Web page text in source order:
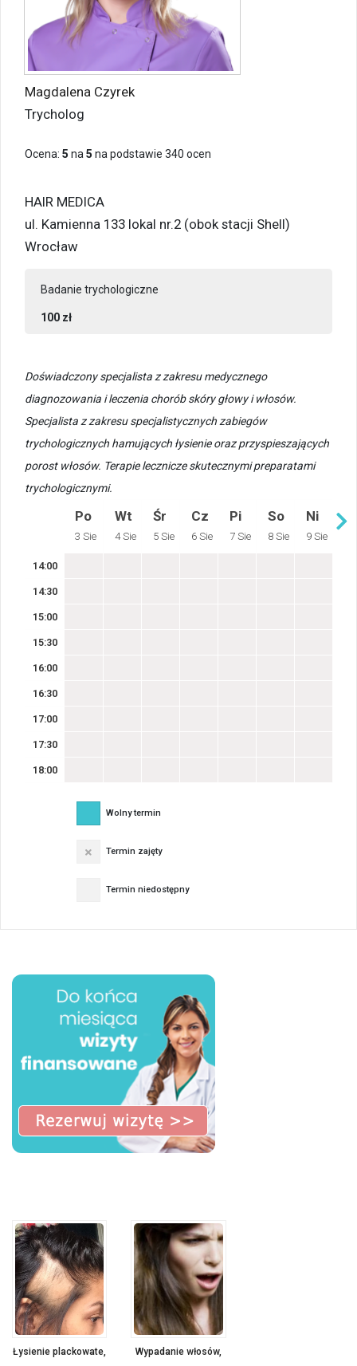
Magdalena Czyrek
Trycholog
Ocena: 5 na 5 na podstawie 340 ocen
HAIR MEDICA
ul. Kamienna 133 lokal nr.2 (obok stacji Shell)
Wrocław
Badanie trychologiczne
100 zł
Doświadczony specjalista z zakresu medycznego
diagnozowania i leczenia chorób skóry głowy i włosów.
Specjalista z zakresu specjalistycznych zabiegów
trychologicznych hamujących łysienie oraz przyspieszających
porost włosów. Terapie lecznicze skutecznymi preparatami
trychologicznymi.
Po
3 Sie
Wt
4 Sie
Śr
5 Sie
Cz
6 Sie
Pi
7 Sie
So
8 Sie
Ni
9 Sie
14:00
14:30
15:00
15:30
16:00
16:30
17:00
17:30
18:00
Wolny termin
Termin zajęty
Termin niedostępny
Łysienie plackowate, Wypadanie włosów,